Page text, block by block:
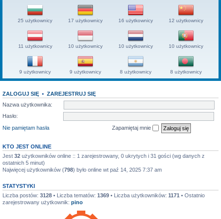
25 użytkownicy 17 użytkownicy 16 użytkownicy 12 użytkownicy
11 użytkownicy 10 użytkownicy 10 użytkownicy 10 użytkownicy
9 użytkownicy 9 użytkownicy 8 użytkownicy 8 użytkownicy
ZALOGUJ SIĘ • ZAREJESTRUJ SIĘ
Nazwa użytkownika:
Hasło:
Nie pamiętam hasła
Zapamiętaj mnie
KTO JEST ONLINE
Jest 32 użytkowników online :: 1 zarejestrowany, 0 ukrytych i 31 gości (wg danych z
ostatnich 5 minut)
Najwięcej użytkowników (798) było online wt paź 14, 2025 7:37 am
STATYSTYKI
Liczba postów: 3128 • Liczba tematów: 1369 • Liczba użytkowników: 1171 • Ostatnio
zarejestrowany użytkownik: pino